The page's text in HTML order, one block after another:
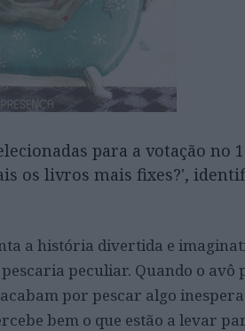
para a votação no
os livros mais fixes?',
a história divertida e
peculiar. Quando o avô
por pescar algo
bem o que estão a levar